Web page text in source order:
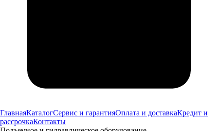
ГлавнаяКаталогСервис и гарантияОплата и доставкаКредит и
рассрочкаКонтакты